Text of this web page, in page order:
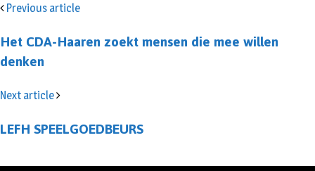
Previous article
Het CDA-Haaren zoekt mensen die mee willen
denken
Next article
LEFH SPEELGOEDBEURS